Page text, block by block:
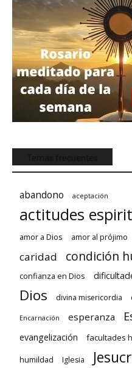
abandono aceptación
actitudes
amor a Dios amor al prójimo
caridad condición
confianza en Dios
Dios divina misericordia
Encarnación esperanza
evangelización facultades
humildad Iglesia